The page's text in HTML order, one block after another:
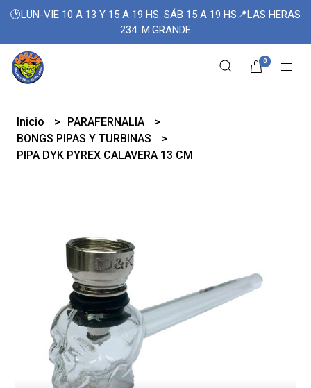
🕑LUN-VIE 10 A 13 Y 15 A 19 HS. SÁB 15 A 19 HS📍LAS HERAS
234. M.GRANDE
0
Inicio
PARAFERNALIA
BONGS PIPAS Y TURBINAS
PIPA DYK PYREX CALAVERA 13 CM